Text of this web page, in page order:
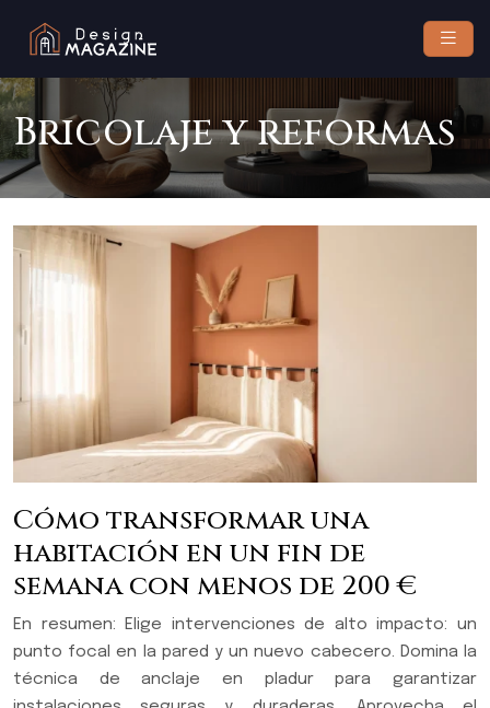
Bricolaje y reformas
Cómo transformar una
habitación en un fin de
semana con menos de 200 €
En resumen: Elige intervenciones de alto impacto: un
punto focal en la pared y un nuevo cabecero. Domina la
técnica de anclaje en pladur para garantizar